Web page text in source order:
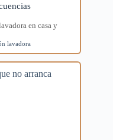
en casa y
lavadora